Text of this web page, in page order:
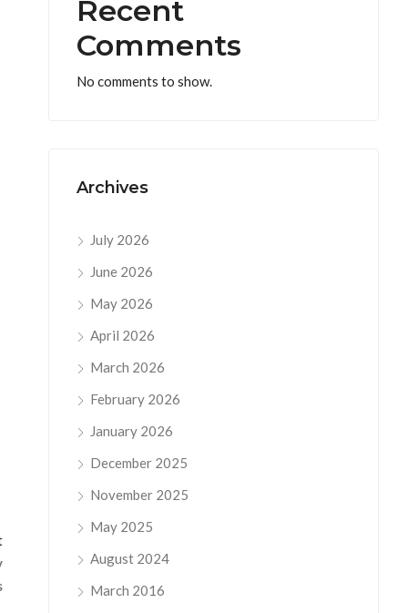
Recent
Comments
No comments to show.
Archives
July 2026
June 2026
May 2026
April 2026
March 2026
February 2026
January 2026
December 2025
November 2025
May 2025
August 2024
March 2016